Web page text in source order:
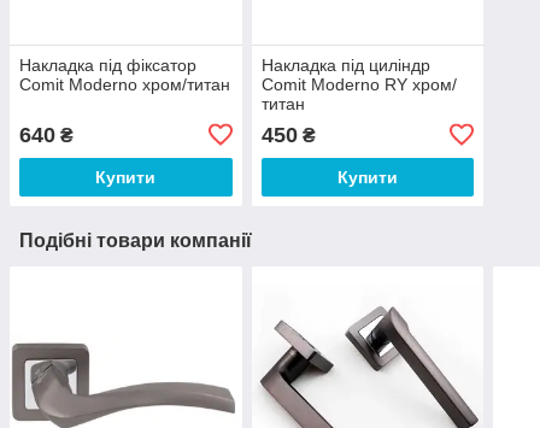
Накладка під фіксатор
Comit Moderno хром/титан
640 ₴
Купити
Накладка під циліндр
Comit Moderno RY хром/
титан
450₴
Купити
Подібні товари компанії